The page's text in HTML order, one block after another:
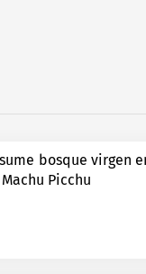
bosque virgen
Picchu